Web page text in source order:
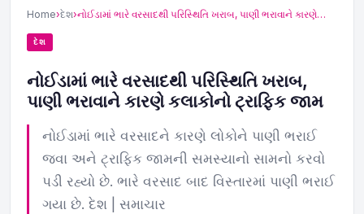
Home›દેશ›નોઈડામાં ભારે વરસાદથી પરિસ્થિતિ ખરાબ, પાણી ભરાવાને કારણે…
દેશ
નોઈડામાં ભારે વરસાદથી પરિસ્થિતિ ખરાબ,
પાણી ભરાવાને કારણે કલાકોનો ટ્રાફિક જામ
નોઈડામાં ભારે વરસાદને કારણે લોકોને પાણી ભરાઈ
જવા અને ટ્રાફિક જામની સમસ્યાનો સામનો કરવો
પડી રહ્યો છે. ભારે વરસાદ બાદ વિસ્તારમાં પાણી ભરાઈ
ગયા છે. દેશ | સમાચાર